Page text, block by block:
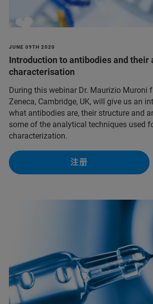
JUNE 09TH 2020
Introduction to antibodies and their
characterisation
During this webinar Dr. Maurizio Muroni
Zeneca, Cambridge, UK, will give us an
what antibodies are, their structure and
some of the analytical techniques used
characterization.
注册